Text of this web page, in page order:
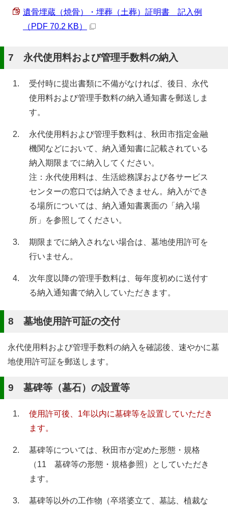
遺骨埋蔵（焼骨）・埋葬（土葬）証明書 記入例
（PDF 70.2 KB）
7 永代使用料および管理手数料の納入
受付時に提出書類に不備がなければ、後日、永代
使用料および管理手数料の納入通知書を郵送しま
す。
永代使用料および管理手数料は、秋田市指定金融
機関などにおいて、納入通知書に記載されている
納入期限までに納入してください。
注：永代使用料は、生活総務課および各サービス
センターの窓口では納入できません。納入ができ
る場所については、納入通知書裏面の「納入場
所」を参照してください。
期限までに納入されない場合は、墓地使用許可を
行いません。
次年度以降の管理手数料は、毎年度初めに送付す
る納入通知書で納入していただきます。
8 墓地使用許可証の交付
永代使用料および管理手数料の納入を確認後、速やかに墓
地使用許可証を郵送します。
9 墓碑等（墓石）の設置等
使用許可後、1年以内に墓碑等を設置していただき
ます。
墓碑等については、秋田市が定めた形態・規格
（11 墓碑等の形態・規格参照）としていただき
ます。
墓碑等以外の工作物（卒塔婆立て、墓誌、植裁な